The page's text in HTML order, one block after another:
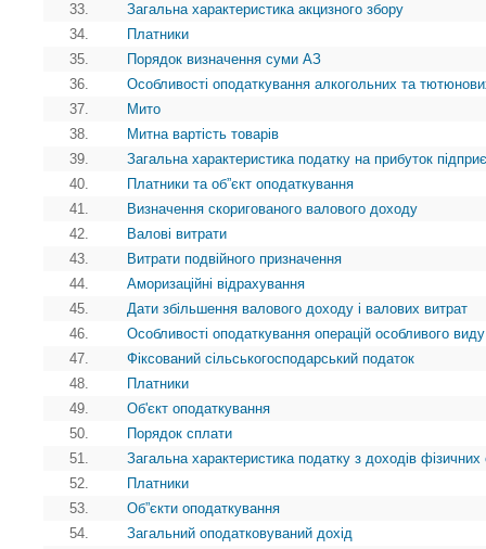
33.
Загальна характеристика акцизного збору
34.
Платники
35.
Порядок визначення суми АЗ
36.
Особливості оподаткування алкогольних та
37.
Мито
38.
Митна вартість товарів
39.
Загальна характеристика податку на прибуток
40.
Платники та об”єкт оподаткування
41.
Визначення скоригованого валового доходу
42.
Валові витрати
43.
Витрати подвійного призначення
44.
Аморизаційні відрахування
45.
Дати збільшення валового доходу і валових витрат
46.
Особливості оподаткування операцій особливого виду
47.
Фіксований сільськогосподарський податок
48.
Платники
49.
Об'єкт оподаткування
50.
Порядок сплати
51.
Загальна характеристика податку з доходів фізичних
52.
Платники
53.
Об”єкти оподаткування
54.
Загальний оподатковуваний дохід